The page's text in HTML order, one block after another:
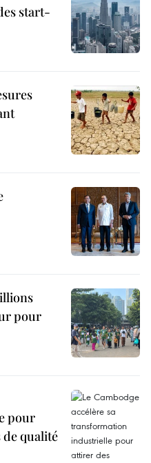
start-
pour
pour
qualité